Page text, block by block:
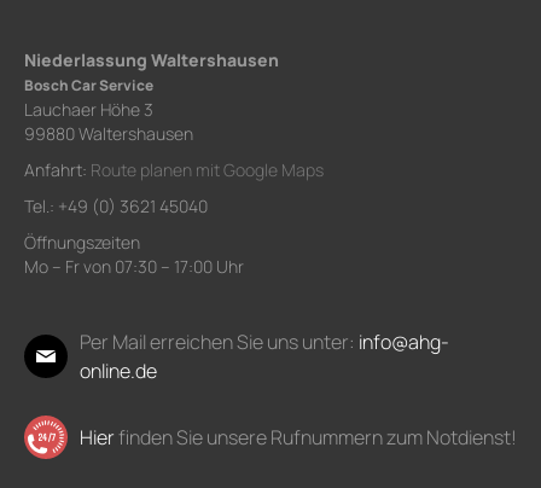
Niederlassung Waltershausen
Bosch Car Service
Lauchaer Höhe 3
99880 Waltershausen
Anfahrt: Route planen mit Google Maps
Tel.: +49 (0) 3621 45040
Öffnungszeiten
Mo – Fr von 07:30 – 17:00 Uhr
Per Mail erreichen Sie uns unter: info@ahg-
online.de
Hierfinden Sie unsere Rufnummern zum Notdienst!